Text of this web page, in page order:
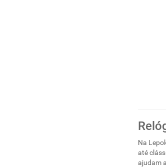
Na
até
ajudam